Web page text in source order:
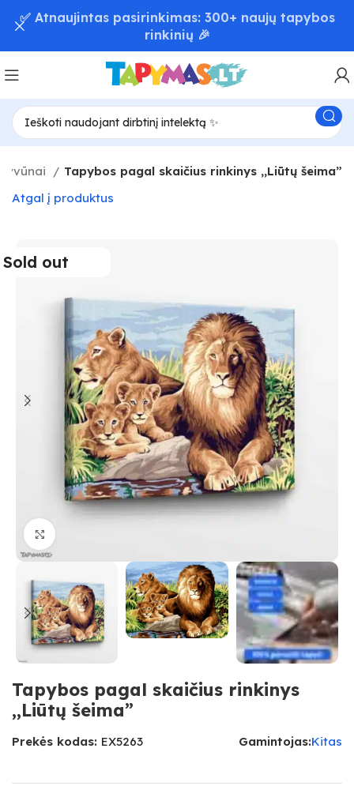
Tapybos pagal skaičius rinkinys ,,Liūtų šeima”
Atgal į produktus
Sold out
Tapybos pagal skaičius rinkinys
,,Liūtų šeima”
Prekės kodas: EX5263 Gamintojas:Kitas
📦 Greitas užsakymų pristatymas – iki 48 val! 🚚